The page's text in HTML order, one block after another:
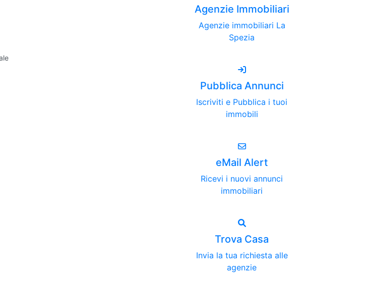
Agenzie Immobiliari
Agenzie immobiliari La
Spezia
Pubblica Annunci
Iscriviti e Pubblica i tuoi
immobili
eMail Alert
Ricevi i nuovi annunci
immobiliari
Trova Casa
Invia la tua richiesta alle
agenzie